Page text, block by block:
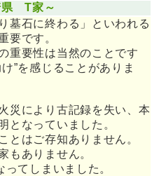
県 T家～
墓石に終わる」といわれる
要です。
重要性は当然のことです
”を感じることがありま
災により古記録を失い、本
となっていました。
とはご存知ありません。
もありません。
ってしまいました。